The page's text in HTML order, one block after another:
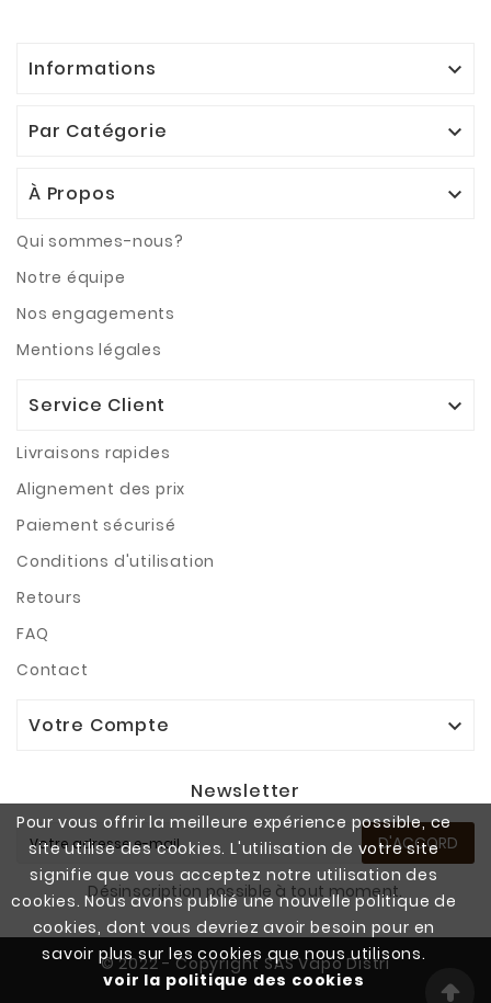
Pour vous offrir la meilleure expérience possible, ce
site utilise des cookies. L'utilisation de votre site
signifie que vous acceptez notre utilisation des
cookies. Nous avons publié une nouvelle politique de
cookies, dont vous devriez avoir besoin pour en
savoir plus sur les cookies que nous utilisons.
voir la politique des cookies
Informations 
Par Catégorie 
À Propos 
Qui sommes-nous?
Notre équipe
Nos engagements
Mentions légales
Service Client 
Livraisons rapides
Alignement des prix
Paiement sécurisé
Conditions d'utilisation
Retours
FAQ
Contact
Votre Compte 
Newsletter
D'ACCORD
Désinscription possible à tout moment.
© 2022 - Copyright SAS Vapo Distri